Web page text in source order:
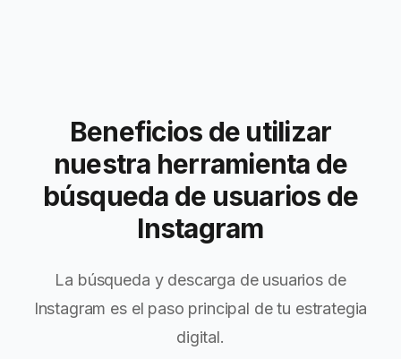
Beneficios de utilizar
nuestra herramienta de
búsqueda de usuarios de
Instagram
La búsqueda y descarga de usuarios de
Instagram es el paso principal de tu estrategia
digital.